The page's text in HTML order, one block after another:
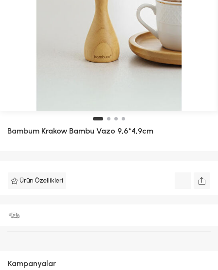
Bambum Krakow Bambu Vazo 9,6*4,9cm
Ürün Özellikleri
Kampanyalar